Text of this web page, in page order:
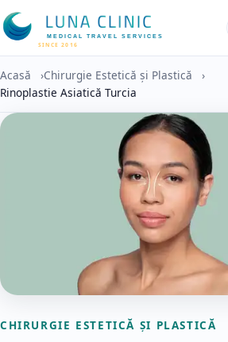
MEDICAL TRAVEL SERVICES
SINCE 2016
Acasă ›Chirurgie Estetică și Plastică
›
Rinoplastie Asiatică Turcia
CHIRURGIE ESTETICĂ ȘI PLASTICĂ